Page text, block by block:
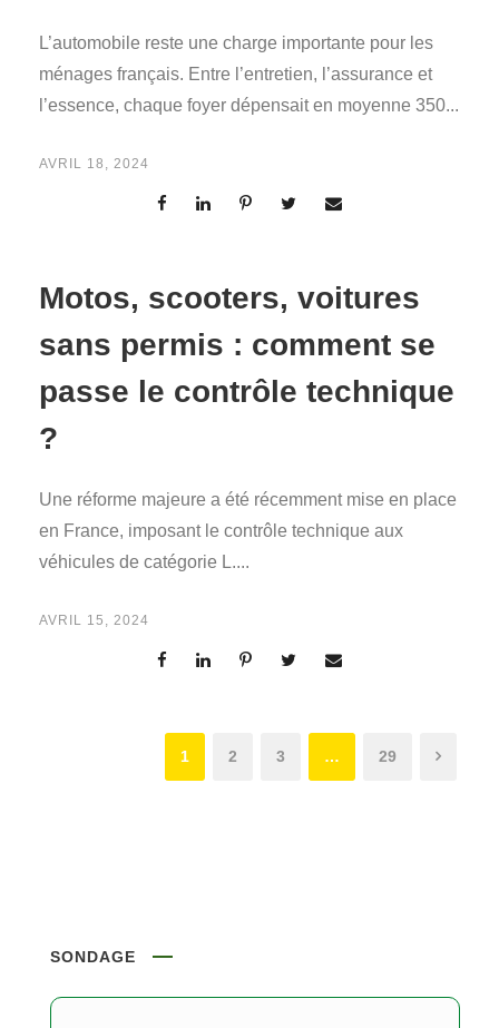
L’automobile reste une charge importante pour les
ménages français. Entre l’entretien, l’assurance et
l’essence, chaque foyer dépensait en moyenne 350...
AVRIL 18, 2024
Motos, scooters, voitures
sans permis : comment se
passe le contrôle technique
?
Une réforme majeure a été récemment mise en place
en France, imposant le contrôle technique aux
véhicules de catégorie L....
AVRIL 15, 2024
1 2 3 … 29
SONDAGE